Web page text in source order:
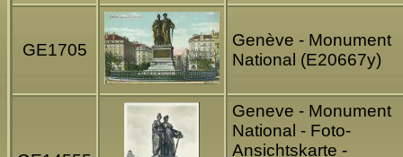
GE1705
Genève - Monument
National (E20667y)
Geneve - Monument
National - Foto-
Ansichtskarte -